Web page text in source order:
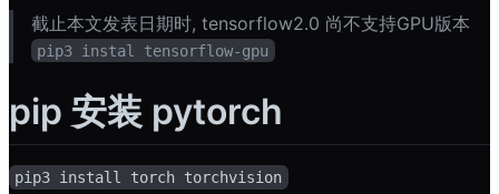
截止本文发表日期时, tensorflow2.0 尚不支持GPU版本
pip3 instal tensorflow-gpu
pip 安装 pytorch
pip3 install torch torchvision